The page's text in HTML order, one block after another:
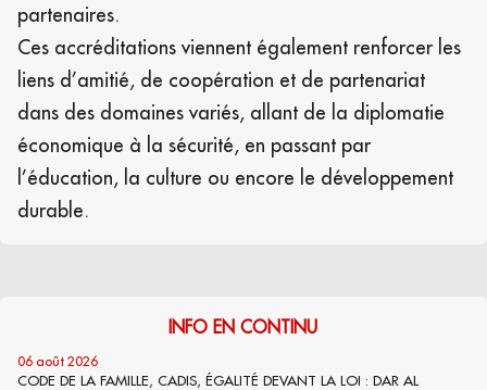
partenaires.
Ces accréditations viennent également renforcer les
liens d’amitié, de coopération et de partenariat
dans des domaines variés, allant de la diplomatie
économique à la sécurité, en passant par
l’éducation, la culture ou encore le développement
durable.
INFO EN CONTINU
06 août 2026
CODE DE LA FAMILLE, CADIS, ÉGALITÉ DEVANT LA LOI : DAR AL